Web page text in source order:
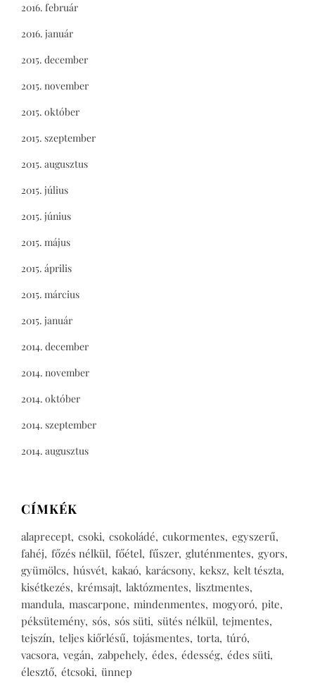
2016. február
2016. január
2015. december
2015. november
2015. október
2015. szeptember
2015. augusztus
2015. július
2015. június
2015. május
2015. április
2015. március
2015. január
2014. december
2014. november
2014. október
2014. szeptember
2014. augusztus
CÍMKÉK
alaprecept csoki csokoládé cukormentes egyszerű
fahéj főzés nélkül főétel fűszer gluténmentes gyors
gyümölcs húsvét kakaó karácsony keksz kelt tészta
kisétkezés krémsajt laktózmentes lisztmentes
mandula mascarpone mindenmentes mogyoró pite
péksütemény sós sós süti sütés nélkül tejmentes
tejszín teljes kiőrlésű tojásmentes torta túró
vacsora vegán zabpehely édes édesség édes süti
élesztő étcsoki ünnep